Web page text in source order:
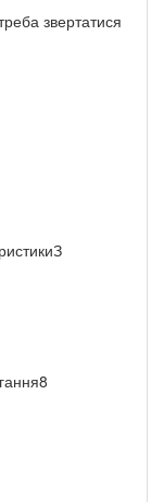
звертатися